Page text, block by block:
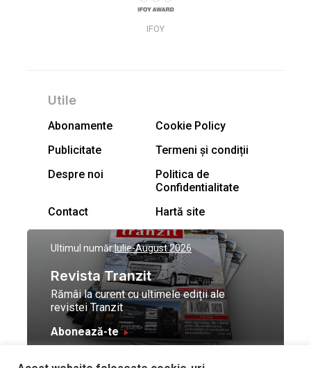
IFOY
Utile
Abonamente
Cookie Policy
Publicitate
Termeni și condiții
Despre noi
Politica de
Confidentialitate
Contact
Hartă site
Ultimul număr:Iulie-August 2026
Revista Tranzit
Rămâi la curent cu ultimele ediții ale
revistei Tranzit
Abonează-te